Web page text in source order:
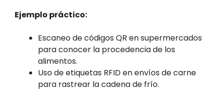
Ejemplo práctico:
Escaneo de códigos QR en supermercados
para conocer la procedencia de los
alimentos.
Uso de etiquetas RFID en envíos de carne
para rastrear la cadena de frío.